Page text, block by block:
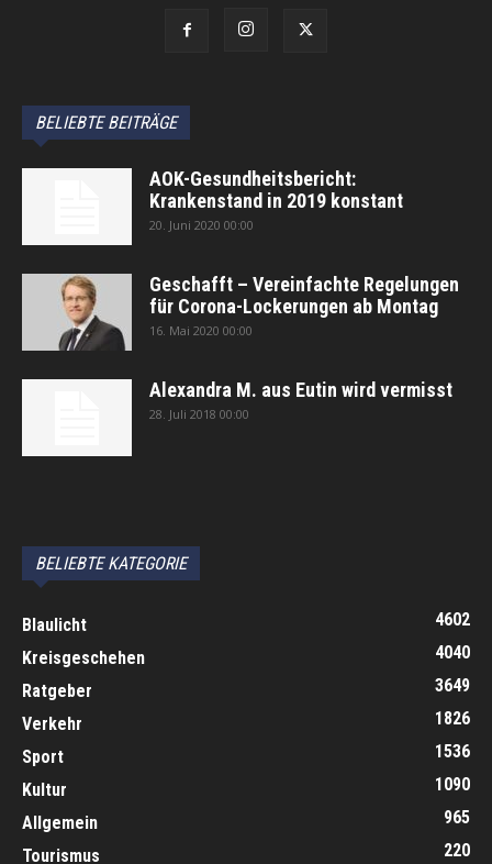
BELIEBTE BEITRÄGE
AOK-Gesundheitsbericht:
Krankenstand in 2019 konstant
20. Juni 2020 00:00
Geschafft – Vereinfachte Regelungen
für Corona-Lockerungen ab Montag
16. Mai 2020 00:00
Alexandra M. aus Eutin wird vermisst
28. Juli 2018 00:00
BELIEBTE KATEGORIE
Blaulicht
4602
Kreisgeschehen
4040
Ratgeber
3649
Verkehr
1826
Sport
1536
Kultur
1090
Allgemein
965
Tourismus
220